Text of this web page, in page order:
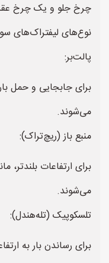
چرخ جلو و یک چرخ
نوع‌های لیفتراک‌های
پالت‌بر:
برای جابجایی و حمل
می‌شوند.
منبع باز (ریچ‌تراک):
برای ارتفاعات بلندتر،
می‌شوند.
تلسکوپیک (تله‌هندل):
برای رساندن بار به